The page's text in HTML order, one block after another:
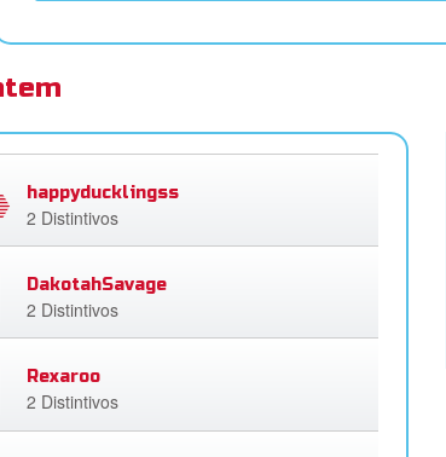
happyducklingss
2 Distintivos
DakotahSavage
2 Distintivos
Rexaroo
2 Distintivos